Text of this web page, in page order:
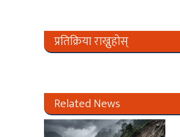
प्रतिक्रिया राख्नुहोस्
Related News